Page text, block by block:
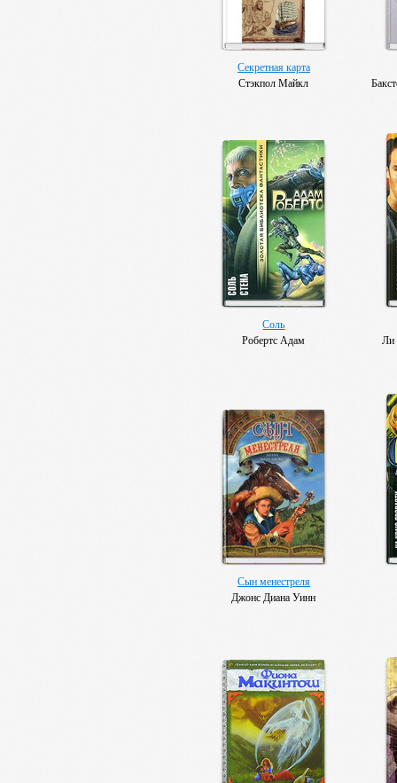
Секретная карта
Стэкпол Майкл
Соль
Робертс Адам
Ли
Сын менестреля
Джонс Диана Уинн